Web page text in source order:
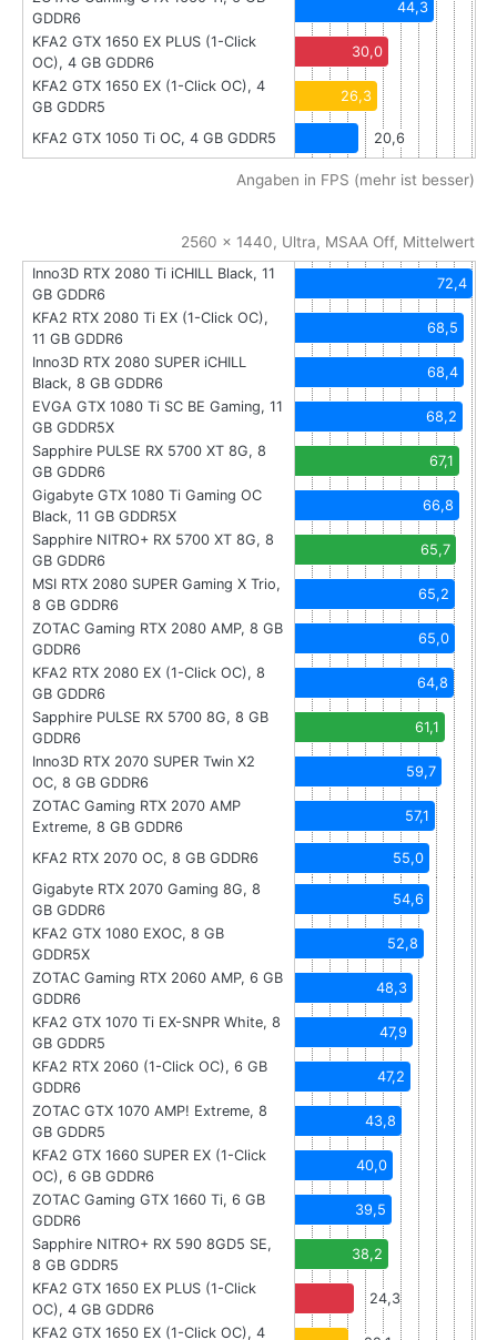
GDDR6
44,3
KFA2 GTX 1650 EX PLUS (1-Click
OC), 4 GB GDDR6
30,0
KFA2 GTX 1650 EX (1-Click OC), 4
GB GDDR5
26,3
KFA2 GTX 1050 Ti OC, 4 GB GDDR5 20,6
Angaben in FPS (mehr ist besser)
2560 x 1440, Ultra, MSAA Off, Mittelwert
Inno3D RTX 2080 Ti iCHILL Black, 11
GB GDDR6
72,4
KFA2 RTX 2080 Ti EX (1-Click OC),
11 GB GDDR6
68,5
Inno3D RTX 2080 SUPER iCHILL
Black, 8 GB GDDR6
68,4
EVGA GTX 1080 Ti SC BE Gaming, 11
GB GDDR5X
68,2
Sapphire PULSE RX 5700 XT 8G, 8
GB GDDR6
67,1
Gigabyte GTX 1080 Ti Gaming OC
Black, 11 GB GDDR5X
66,8
Sapphire NITRO+ RX 5700 XT 8G, 8
GB GDDR6
65,7
MSI RTX 2080 SUPER Gaming X Trio,
8 GB GDDR6
65,2
ZOTAC Gaming RTX 2080 AMP, 8 GB
GDDR6
65,0
KFA2 RTX 2080 EX (1-Click OC), 8
GB GDDR6
64,8
Sapphire PULSE RX 5700 8G, 8 GB
GDDR6
61,1
Inno3D RTX 2070 SUPER Twin X2
OC, 8 GB GDDR6
59,7
ZOTAC Gaming RTX 2070 AMP
Extreme, 8 GB GDDR6
57,1
KFA2 RTX 2070 OC, 8 GB GDDR6
55,0
Gigabyte RTX 2070 Gaming 8G, 8
GB GDDR6
54,6
KFA2 GTX 1080 EXOC, 8 GB
GDDR5X
52,8
ZOTAC Gaming RTX 2060 AMP, 6 GB
GDDR6
48,3
KFA2 GTX 1070 Ti EX-SNPR White, 8
GB GDDR5
47,9
KFA2 RTX 2060 (1-Click OC), 6 GB
GDDR6
47,2
ZOTAC GTX 1070 AMP! Extreme, 8
GB GDDR5
43,8
KFA2 GTX 1660 SUPER EX (1-Click
OC), 6 GB GDDR6
40,0
ZOTAC Gaming GTX 1660 Ti, 6 GB
GDDR6
39,5
Sapphire NITRO+ RX 590 8GD5 SE,
8 GB GDDR5
38,2
KFA2 GTX 1650 EX PLUS (1-Click
OC), 4 GB GDDR6
24,3
KFA2 GTX 1650 EX (1-Click OC), 4